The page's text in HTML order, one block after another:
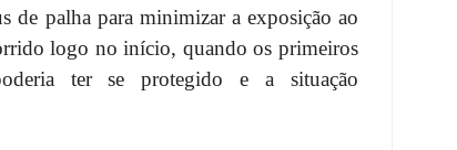
de palha para minimizar a exposição ao
logo no início, quando os primeiros
ter se protegido e a situação